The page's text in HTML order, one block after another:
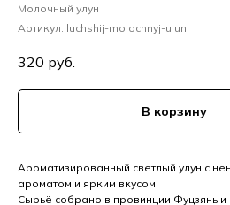
Молочный улун
Артикул: luchshij-molochnyj-ulun
320 руб.
В корзину
Ароматизированный светлый улун с
ароматом и ярким вкусом.
Сырьё собрано в провинции Фуцзянь